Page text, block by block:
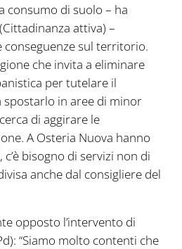
consumo di suolo – ha
attiva) –
conseguenze sul territorio.
che invita a eliminare
per tutelare il
in aree di minor
di aggirare le
A Osteria Nuova hanno
bisogno di servizi non di
anche dal consigliere del
opposto l’intervento di
“Siamo molto contenti che